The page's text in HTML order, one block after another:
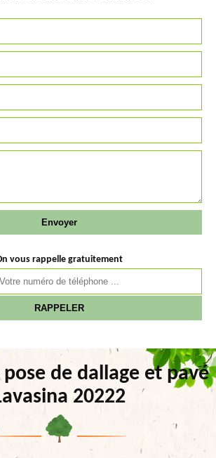
vous rappelle gratuitement
de dallage et pavé
20222